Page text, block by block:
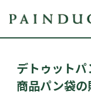
デトゥット
商品パン袋